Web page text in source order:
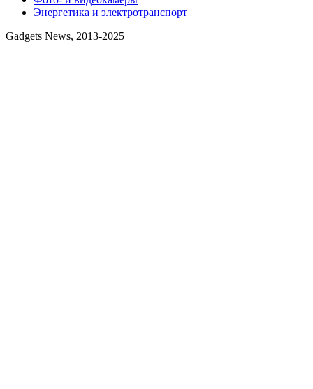
Энергетика и электротранспорт
Gadgets News, 2013-2025